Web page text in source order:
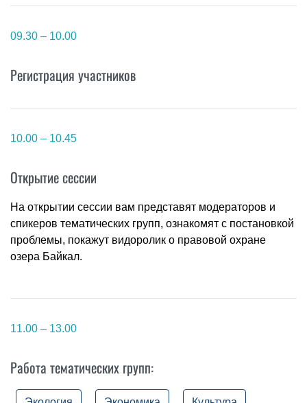
09.30 – 10.00
Регистрация участников
10.00 – 10.45
Открытие сессии
На открытии сессии вам представят модераторов и
спикеров тематических групп, ознакомят с постановкой
проблемы, покажут видоролик о правовой охране
озера Байкал.
11.00 – 13.00
Работа тематических групп: